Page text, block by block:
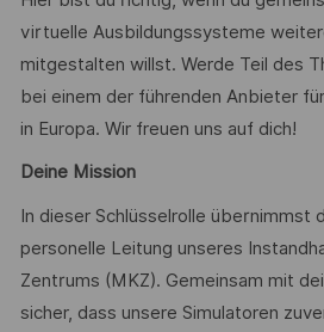
virtuelle Ausbildungssysteme
mitgestalten willst. Werde Teil des
bei einem der führenden Anbieter
in Europa. Wir freuen uns auf dich!
Deine Mission
In dieser Schlüsselrolle übernimmst
personelle Leitung unseres
Zentrums (MKZ). Gemeinsam mit
sicher, dass unsere Simulatoren